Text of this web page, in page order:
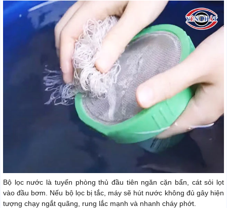
Bộ lọc nước là tuyến phòng thủ đầu tiên ngăn cặn bẩn, cát sỏi lọt
vào đầu bơm. Nếu bộ lọc bị tắc, máy sẽ hút nước không đủ gây hiện
tượng chạy ngắt quãng, rung lắc mạnh và nhanh cháy phớt.